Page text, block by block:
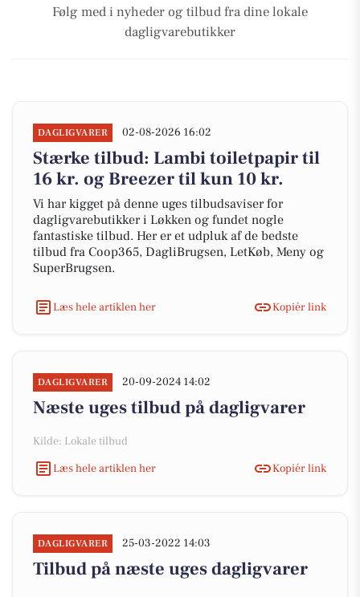
Følg med i nyheder og tilbud fra dine lokale
dagligvarebutikker
DAGLIGVARER 02-08-2026 16:02
Stærke tilbud: Lambi toiletpapir til
16 kr. og Breezer til kun 10 kr.
Vi har kigget på denne uges tilbudsaviser for
dagligvarebutikker i Løkken og fundet nogle
fantastiske tilbud. Her er et udpluk af de bedste
tilbud fra Coop365, DagliBrugsen, LetKøb, Meny og
SuperBrugsen.
Læs hele artiklen her Kopiér link
DAGLIGVARER 20-09-2024 14:02
Næste uges tilbud på dagligvarer
Kilde: Lokale tilbud
Læs hele artiklen her
Kopiér link
DAGLIGVARER 25-03-2022 14:03
Tilbud på næste uges dagligvarer